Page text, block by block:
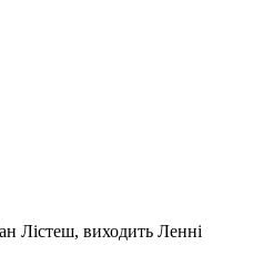
Лістеш, виходить Ленні